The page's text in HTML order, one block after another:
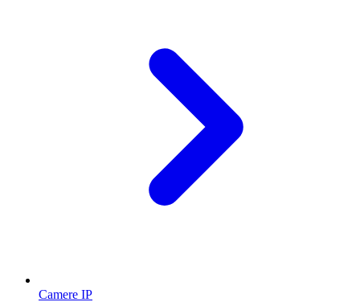
Camere IP